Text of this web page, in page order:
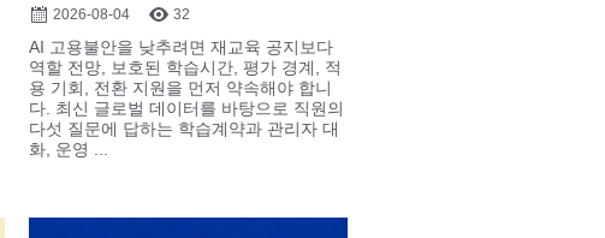
2026-08-04 32
AI 고용불안을 낮추려면 재교육 공지보다
역할 전망, 보호된 학습시간, 평가 경계, 적
용 기회, 전환 지원을 먼저 약속해야 합니
다. 최신 글로벌 데이터를 바탕으로 직원의
다섯 질문에 답하는 학습계약과 관리자 대
화, 운영 ...